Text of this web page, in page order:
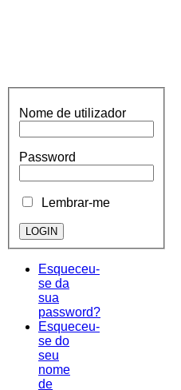
Nome de utilizador
Password
Lembrar-me
Esqueceu-
se da
sua
password?
Esqueceu-
se do
seu
nome
de